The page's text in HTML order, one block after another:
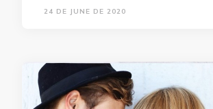
24 DE JUNE DE 2020